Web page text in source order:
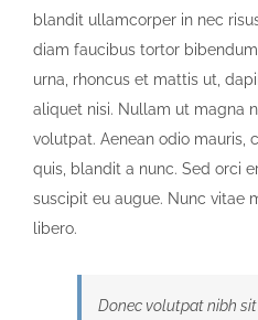
blandit ullamcorper in nec
diam faucibus tortor
urna, rhoncus et mattis ut,
aliquet nisi. Nullam ut magna
volutpat. Aenean odio mauris,
quis, blandit a nunc. Sed orci
suscipit eu augue. Nunc vitae
libero.
Donec volutpat nibh